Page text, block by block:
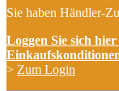
Sie haben Händler-
Loggen Sie sich
> Zum Login